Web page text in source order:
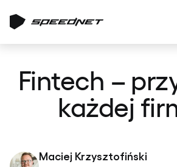
Fintech –
każdej
Maciej Krzysztofiński